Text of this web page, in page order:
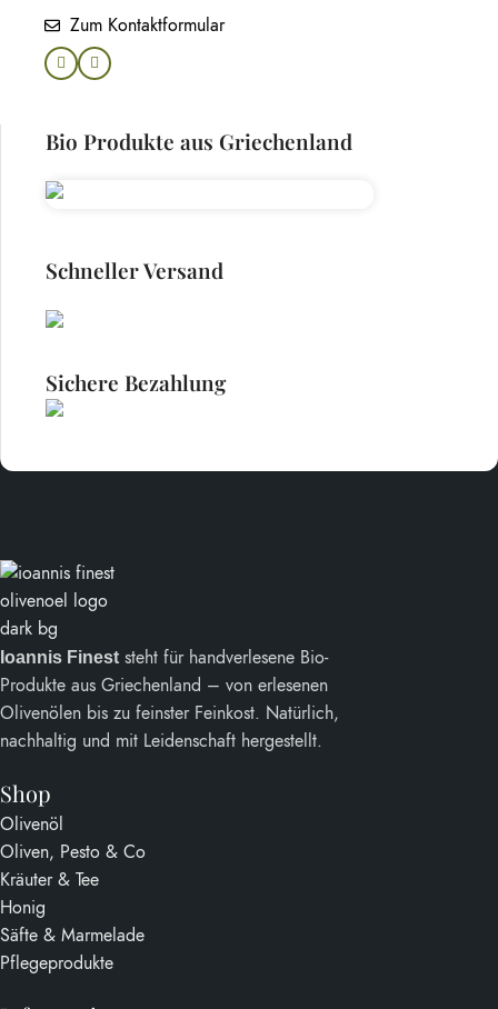
Zum Kontaktformular
Bio Produkte aus Griechenland
Schneller Versand
Sichere Bezahlung
Ioannis Finest steht für handverlesene Bio-
Produkte aus Griechenland – von erlesenen
Olivenölen bis zu feinster Feinkost. Natürlich,
nachhaltig und mit Leidenschaft hergestellt.
Shop
Olivenöl
Oliven, Pesto & Co
Kräuter & Tee
Honig
Säfte & Marmelade
Pflegeprodukte